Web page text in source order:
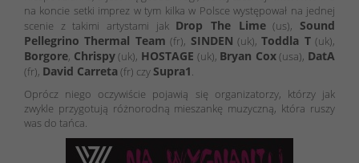
na koncie setki imprez w tym kilka w Polsce występował na jednej
scenie z takimi artystami jak Drop The Lime(us),Sound
Pellegrino Thermal Team (fr), SINDEN (uk),Toddla T(uk),
Borgore, Chrispy(uk), HOSTAGE (uk), Bryan Cox(usa), DatA
(fr), David Carreta(fr) czySupra1.
Oprócz niego oczywiście pojawią się organizatorzy, którzy jak
zwykle przygotują różnorodną mieszankę muzyczną, która ruszy
was do tańca.